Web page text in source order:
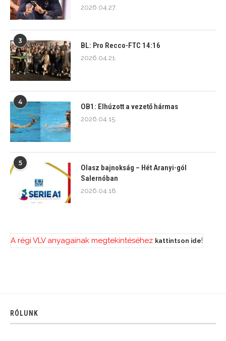
2026.04.27.
3
BL: Pro Recco-FTC 14:16
2026.04.21.
4
OB1: Elhúzott a vezető hármas
2026.04.15.
5
Olasz bajnokság – Hét Aranyi-gól
Salernóban
2026.04.18.
A régi VLV anyagainak megtekintéséhez kattintson ide!
RÓLUNK